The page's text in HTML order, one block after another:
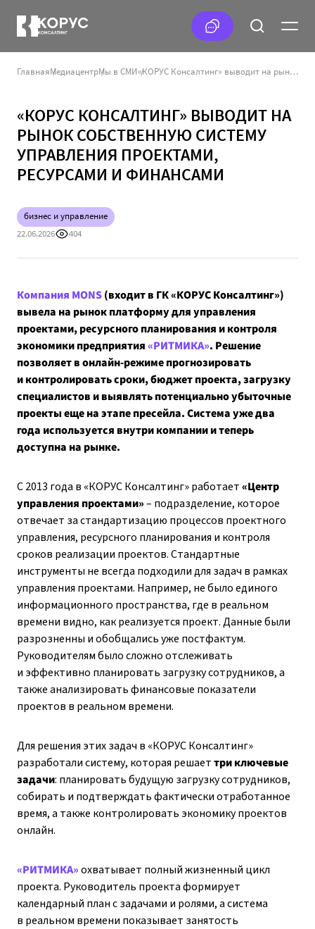
ГлавнаяМедиацентрМы в СМИ «КОРУС Консалтинг» выводит на рынок собственную систему управления проектами, ресурсами и финансами
«КОРУС КОНСАЛТИНГ» ВЫВОДИТ НА
РЫНОК СОБСТВЕННУЮ СИСТЕМУ
УПРАВЛЕНИЯ ПРОЕКТАМИ,
РЕСУРСАМИ И ФИНАНСАМИ
бизнес и управление
22.06.2026
404
Компания MONS(входит в ГК «КОРУС Консалтинг»)
вывела на рынок платформу для управления
проектами, ресурсного планирования и контроля
экономики предприятия«РИТМИКА». Решение
позволяет в онлайн-режиме прогнозировать
и контролировать сроки, бюджет проекта, загрузку
специалистов и выявлять потенциально убыточные
проекты еще на этапе пресейла. Система уже два
года используется внутри компании и теперь
доступна на рынке.
С 2013 года в «КОРУС Консалтинг» работает«Центр
управления проектами»– подразделение, которое
отвечает за стандартизацию процессов проектного
управления, ресурсного планирования и контроля
сроков реализации проектов. Стандартные
инструменты не всегда подходили для задач в рамках
управления проектами. Например, не было единого
информационного пространства, где в реальном
времени видно, как реализуется проект. Данные были
разрозненны и обобщались уже постфактум.
Руководителям было сложно отслеживать
и эффективно планировать загрузку сотрудников, а
также анализировать финансовые показатели
проектов в реальном времени.
Для решения этих задач в «КОРУС Консалтинг»
разработали систему, которая решаеттри ключевые
задачи: планировать будущую загрузку сотрудников,
собирать и подтверждать фактически отработанное
время, а также контролировать экономику проектов
онлайн.
«РИТМИКА»охватывает полный жизненный цикл
проекта. Руководитель проекта формирует
календарный план с задачами и ролями, а система
в реальном времени показывает занятость